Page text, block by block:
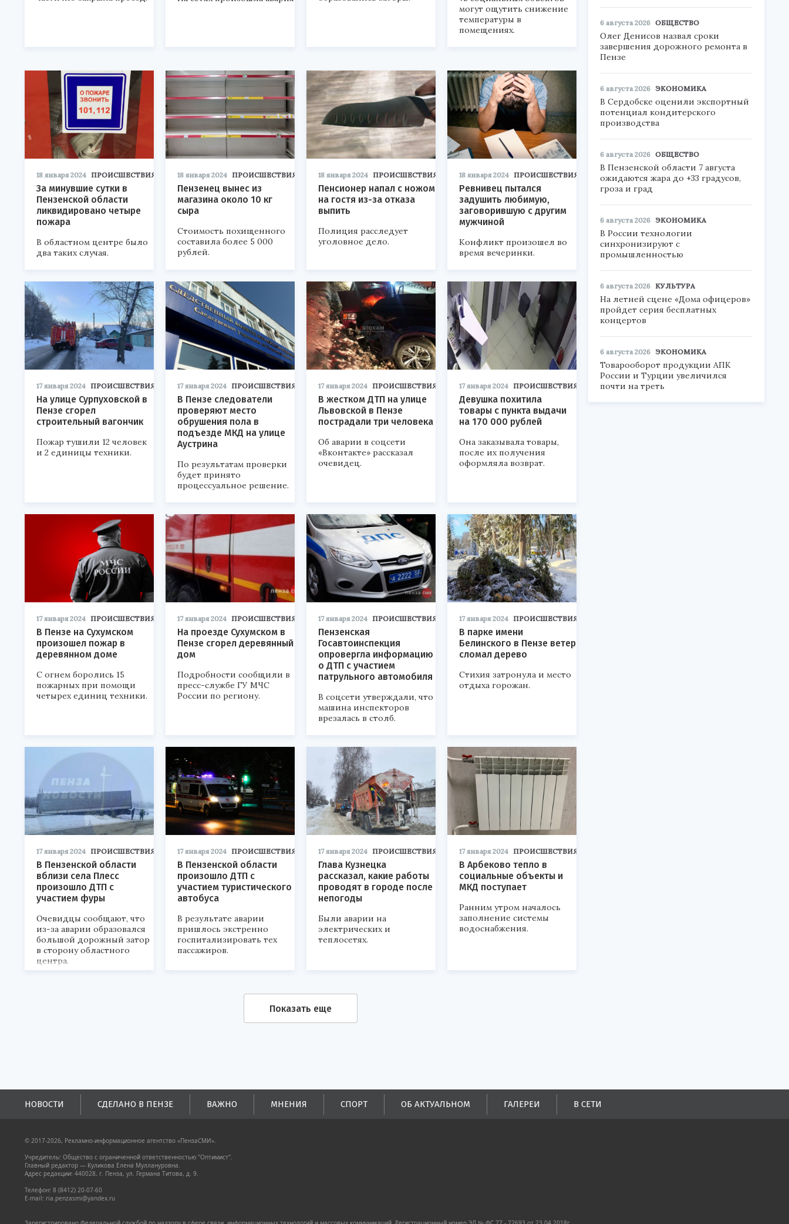
могут ощутить снижение
температуры в
помещениях.
18 января 2024 ПРОИСШЕСТВИЯ
За минувшие сутки в
Пензенской области
ликвидировано четыре
пожара
В областном центре было
два таких случая.
18 января 2024 ПРОИСШЕСТВИЯ
Пензенец вынес из
магазина около 10 кг
сыра
Стоимость похищенного
составила более 5 000
рублей.
18 января 2024 ПРОИСШЕСТВИЯ
Пенсионер напал с ножом
на гостя из-за отказа
выпить
Полиция расследует
уголовное дело.
18 января 2024 ПРОИСШЕСТВИЯ
Ревнивец пытался
задушить любимую,
заговорившую с другим
мужчиной
Конфликт произошел во
время вечеринки.
17 января 2024 ПРОИСШЕСТВИЯ
На улице Сурпуховской в
Пензе сгорел
строительный вагончик
Пожар тушили 12 человек
и 2 единицы техники.
17 января 2024 ПРОИСШЕСТВИЯ
В Пензе следователи
проверяют место
обрушения пола в
подъезде МКД на улице
Аустрина
По результатам проверки
будет принято
процессуальное решение.
17 января 2024 ПРОИСШЕСТВИЯ
В жестком ДТП на улице
Львовской в Пензе
пострадали три человека
Об аварии в соцсети
«Вконтакте» рассказал
очевидец.
17 января 2024 ПРОИСШЕСТВИЯ
Девушка похитила
товары с пункта выдачи
на 170 000 рублей
Она заказывала товары,
после их получения
оформляла возврат.
17 января 2024 ПРОИСШЕСТВИЯ
В Пензе на Сухумском
произошел пожар в
деревянном доме
С огнем боролись 15
пожарных при помощи
четырех единиц техники.
17 января 2024 ПРОИСШЕСТВИЯ
На проезде Сухумском в
Пензе сгорел деревянный
дом
Подробности сообщили в
пресс-службе ГУ МЧС
России по региону.
17 января 2024 ПРОИСШЕСТВИЯ
Пензенская
Госавтоинспекция
опровергла информацию
о ДТП с участием
патрульного автомобиля
В соцсети утверждали, что
машина инспекторов
врезалась в столб.
17 января 2024 ПРОИСШЕСТВИЯ
В парке имени
Белинского в Пензе ветер
сломал дерево
Стихия затронула и место
отдыха горожан.
17 января 2024 ПРОИСШЕСТВИЯ
В Пензенской области
вблизи села Плесс
произошло ДТП с
участием фуры
Очевидцы сообщают, что
из-за аварии образовался
большой дорожный затор
в сторону областного
центра.
17 января 2024 ПРОИСШЕСТВИЯ
В Пензенской области
произошло ДТП с
участием туристического
автобуса
В результате аварии
пришлось экстренно
госпитализировать тех
пассажиров.
17 января 2024 ПРОИСШЕСТВИЯ
Глава Кузнецка
рассказал, какие работы
проводят в городе после
непогоды
Были аварии на
электрических и
теплосетях.
17 января 2024 ПРОИСШЕСТВИЯ
В Арбеково тепло в
социальные объекты и
МКД поступает
Ранним утром началось
заполнение системы
водоснабжения.
Показать еще
6 августа 2026 ОБЩЕСТВО
Олег Денисов назвал сроки
завершения дорожного ремонта в
Пензе
6 августа 2026 ЭКОНОМИКА
В Сердобске оценили экспортный
потенциал кондитерского
производства
6 августа 2026 ОБЩЕСТВО
В Пензенской области 7 августа
ожидаются жара до +33 градусов,
гроза и град
6 августа 2026 ЭКОНОМИКА
В России технологии
синхронизируют с
промышленностью
6 августа 2026 КУЛЬТУРА
На летней сцене «Дома офицеров»
пройдет серия бесплатных
концертов
6 августа 2026 ЭКОНОМИКА
Товарооборот продукции АПК
России и Турции увеличился
почти на треть
НОВОСТИ СДЕЛАНО В ПЕНЗЕ ВАЖНО МНЕНИЯ СПОРТ ОБ АКТУАЛЬНОМ ГАЛЕРЕИ В СЕТИ
© 2017-2026, Рекламно-информационное агентство «ПензаСМИ».
Учредитель: Общество с ограниченной ответственностью "Оптимист".
Главный редактор — Куликова Елена Муллануровна.
Адрес редакции: 440028, г. Пенза, ул. Германа Титова, д. 9.
Телефон: 8 (8412) 20-07-60
E-mail: ria.penzasmi@yandex.ru